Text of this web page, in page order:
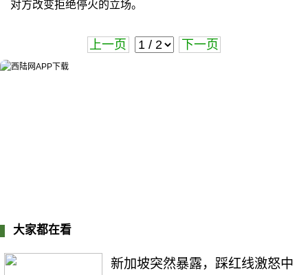
对方改变拒绝停火的立场。
上一页 下一页
大家都在看
新加坡突然暴露，踩红线激怒中